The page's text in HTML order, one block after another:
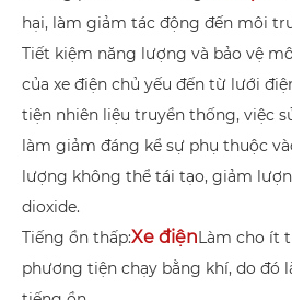
hại, làm giảm tác động đến môi
Tiết kiệm năng lượng và bảo vệ
của xe điện chủ yếu đến từ lưới
tiện nhiên liệu truyền thống, việc
làm giảm đáng kể sự phụ thuộc
lượng không thể tái tạo, giảm
dioxide.
Tiếng ồn thấp:Xe điệnLàm cho ít
phương tiện chạy bằng khí, do đó